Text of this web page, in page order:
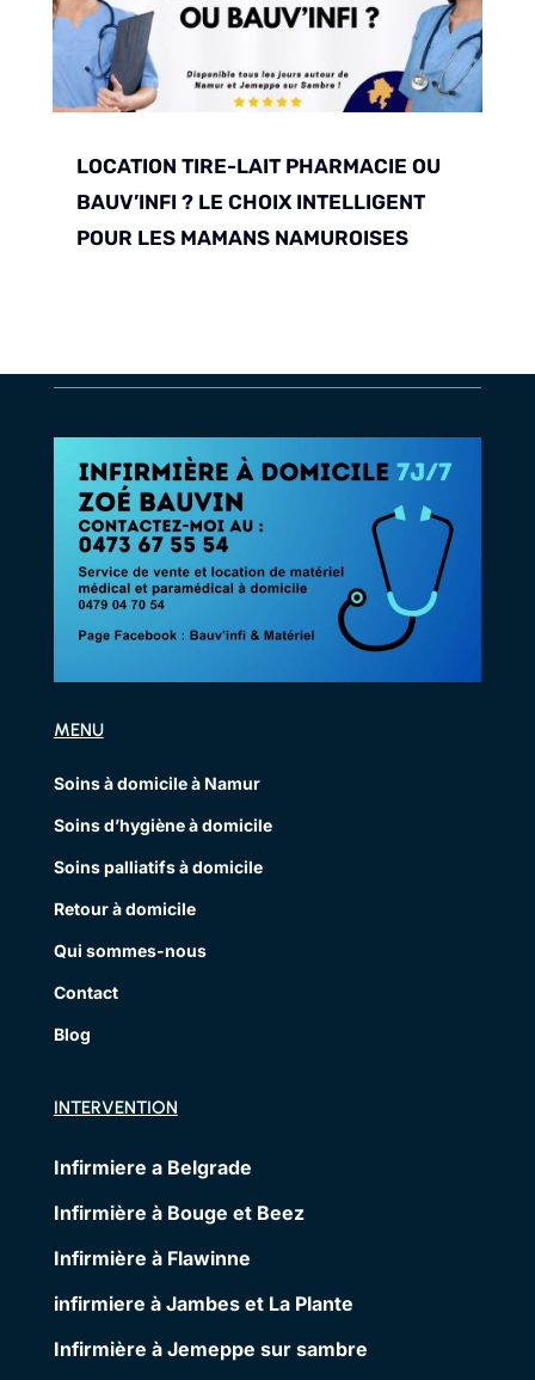
LOCATION TIRE-LAIT PHARMACIE OU
BAUV’INFI ? LE CHOIX INTELLIGENT
POUR LES MAMANS NAMUROISES
MENU
Soins à domicile à Namur
Soins d’hygiène à domicile
Soins palliatifs à domicile
Retour à domicile
Qui sommes-nous
Contact
Blog
INTERVENTION
Infirmiere a Belgrade
Infirmière à Bouge et Beez
Infirmière à Flawinne
infirmiere à Jambes et La Plante
Infirmière à Jemeppe sur sambre